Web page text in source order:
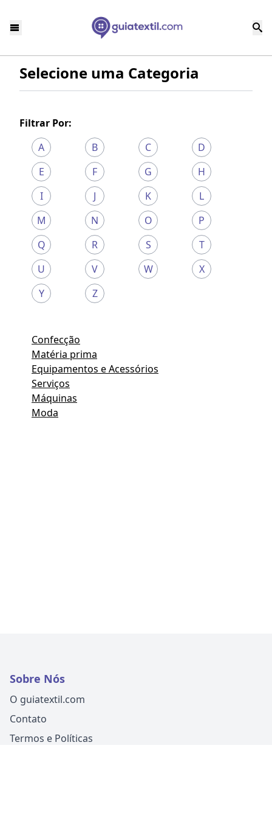
Selecione uma Categoria
Filtrar Por:
A
B C
D
E
F G
H
I
J K
L
M
N O
P
Q
R S
T
U
V W
X
Y
Z
Confecção
Matéria prima
Equipamentos e Acessórios
Serviços
Máquinas
Moda
Sobre Nós
O guiatextil.com
Contato
Termos e Políticas